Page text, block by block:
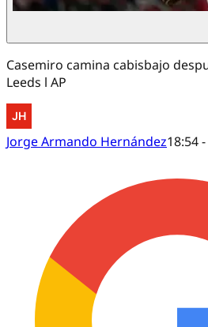
Casemiro camina cabisbajo
Leeds l AP
Jorge Armando Hernández18:54